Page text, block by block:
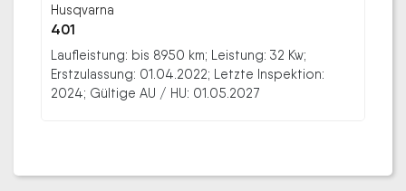
Husqvarna
401
Laufleistung: bis 8950 km; Leistung: 32 Kw;
Erstzulassung: 01.04.2022; Letzte Inspektion:
2024; Gültige AU / HU: 01.05.2027